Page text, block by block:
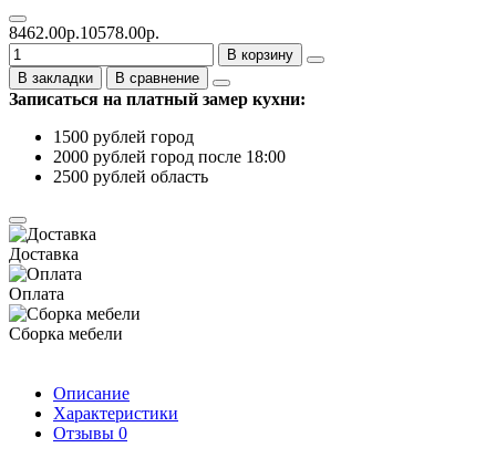
8462.00р.10578.00р.
В корзину
В закладки
В сравнение
Записаться на платный замер кухни:
1500 рублей город
2000 рублей город после 18:00
2500 рублей область
Доставка
Оплата
Сборка мебели
Описание
Характеристики
Отзывы 0